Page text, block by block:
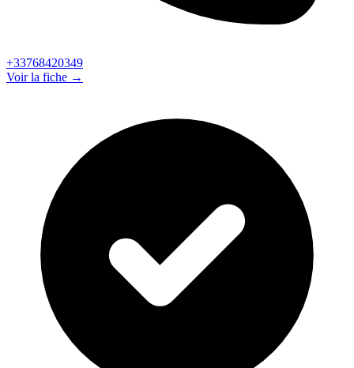
+33768420349
Voir la fiche →